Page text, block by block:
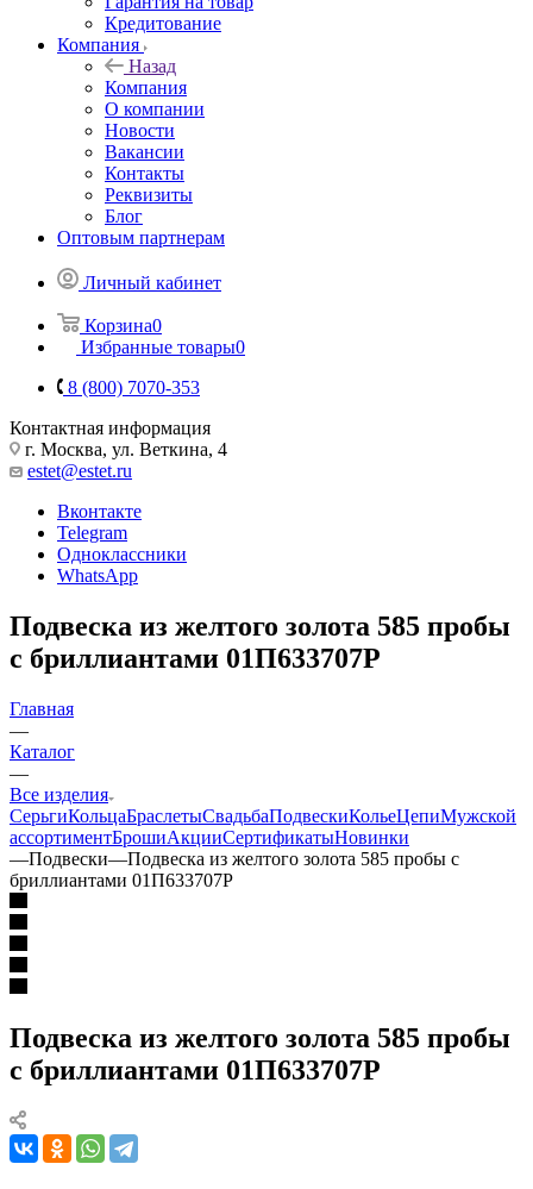
Кредитование
Компания
Назад
Компания
О компании
Новости
Вакансии
Контакты
Реквизиты
Блог
Оптовым партнерам
Личный кабинет
Корзина0
Избранные товары0
8 (800) 7070-353
Контактная информация
г. Москва, ул. Веткина, 4
estet@estet.ru
Вконтакте
Telegram
Одноклассники
WhatsApp
Подвеска из желтого золота 585 пробы
с бриллиантами 01П633707Р
Главная
—
Каталог
—
Все изделия
СерьгиКольцаБраслетыСвадьбаПодвескиКольеЦепиМужской
ассортиментБрошиАкцииСертификатыНовинки
—Подвески—Подвеска из желтого золота 585 пробы с
бриллиантами 01П633707Р
Подвеска из желтого золота 585 пробы
с бриллиантами 01П633707Р